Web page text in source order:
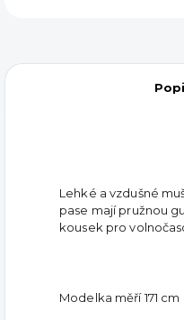
Lehké a vzdušné
pase mají pružnou
kousek pro
Modelka měří 171 cm